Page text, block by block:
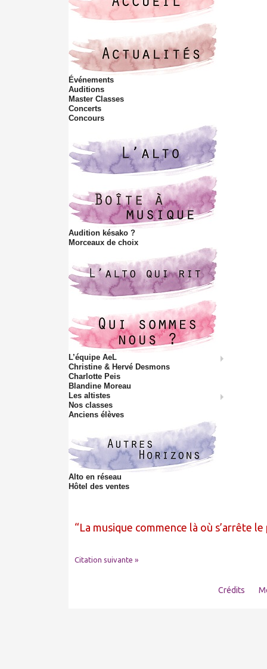
h
s
i
t
e
Événements
Auditions
Master Classes
Concerts
Concours
Audition késako ?
Morceaux de choix
L’équipe AeL
Christine & Hervé Desmons
Charlotte Peis
Blandine Moreau
Les altistes
Nos classes
Anciens élèves
Alto en réseau
Hôtel des ventes
La musique commence là où s’arrête
Citation suivante »
Crédits